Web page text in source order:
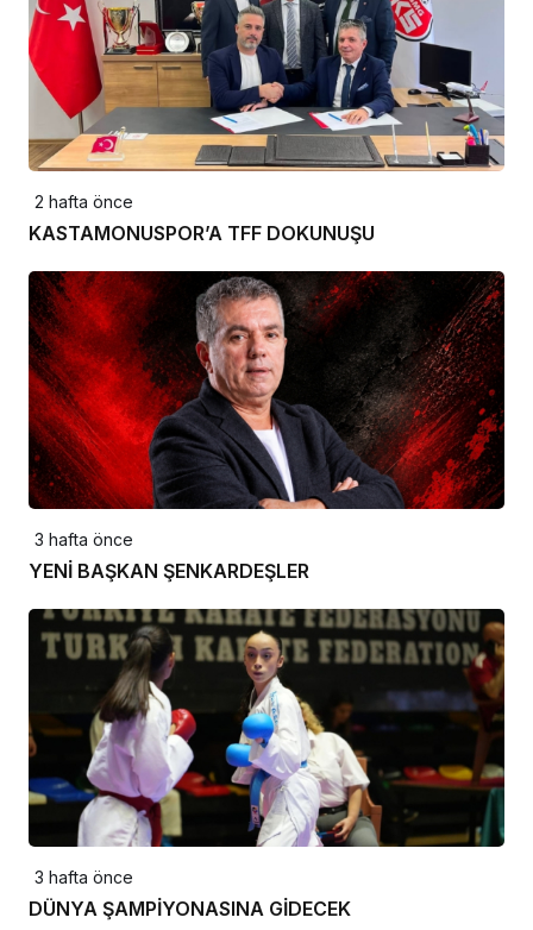
2 hafta önce
KASTAMONUSPOR’A TFF DOKUNUŞU
3 hafta önce
YENİ BAŞKAN ŞENKARDEŞLER
3 hafta önce
DÜNYA ŞAMPİYONASINA GİDECEK